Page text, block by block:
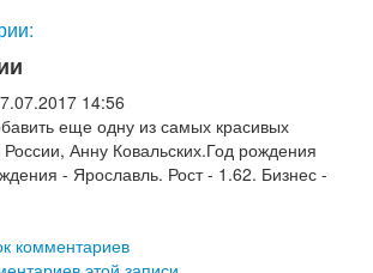
14:56
еще одну из самых красивых
Анну Ковальских.Год рождения
- Ярославль. Рост - 1.62. Бизнес -
комментариев